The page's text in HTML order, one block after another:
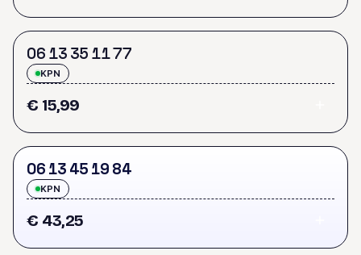
06 13 35 1177
KPN
€ 15,99
06 13 45 19 84
KPN
€ 43,25